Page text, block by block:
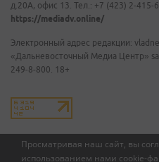
Просматривая наш сайт, вы
использованием нами cookie-
д.20А, офис 13. Тел.: +7 (423) 2-415-
https://mediadv.online/
Электронный адрес редакции:
«Дальневосточный Медиа Центр»
249-8-800. 18+